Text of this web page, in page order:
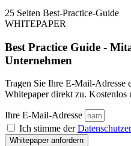
25 Seiten Best-Practice-Guide
WHITEPAPER
Best Practice Guide -
Unternehmen
Tragen Sie Ihre E-Mail-Adresse
Whitepaper direkt zu.
Ihre E-Mail-Adresse
Ich stimme der
Whitepaper anfordern